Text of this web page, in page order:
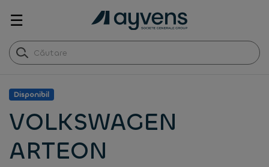
☰
Disponibil
VOLKSWAGEN
ARTEON